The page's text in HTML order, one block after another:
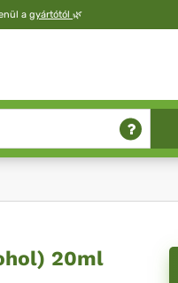
a gyártótól 🌿
20ml